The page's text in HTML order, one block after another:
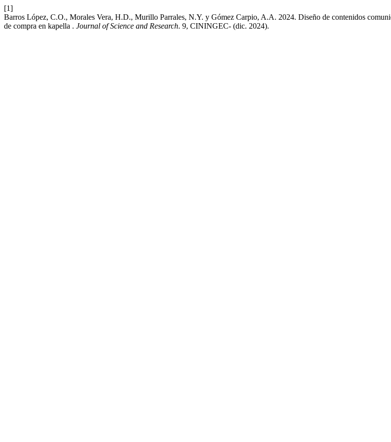
[1]
Barros López, C.O., Morales Vera, H.D., Murillo Parrales, N.Y. y Gómez Carpio, A.A. 2024. Diseño de contenidos
de compra en kapella . Journal of Science and Research. 9, CININGEC- (dic. 2024).